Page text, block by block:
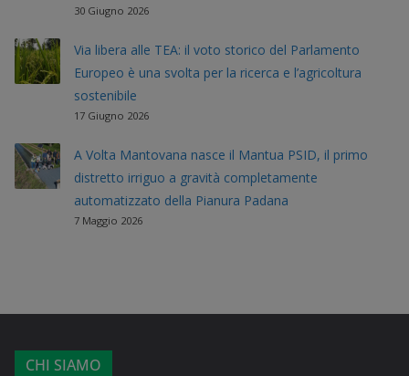
30 Giugno 2026
Via libera alle TEA: il voto storico del Parlamento
Europeo è una svolta per la ricerca e l’agricoltura
sostenibile
17 Giugno 2026
A Volta Mantovana nasce il Mantua PSID, il primo
distretto irriguo a gravità completamente
automatizzato della Pianura Padana
7 Maggio 2026
CHI SIAMO